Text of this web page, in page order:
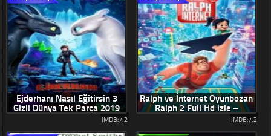
Ejderhanı Nasıl Eğitirsin 3
Gizli Dünya Tek Parça 2019
izle – Efsane Film SerisiIMDB:7.2
Ralph ve İnternet Oyunbozan
Ralph 2 Full Hd izle –
Amerikan Animasyon 2019
IMDB:7.2